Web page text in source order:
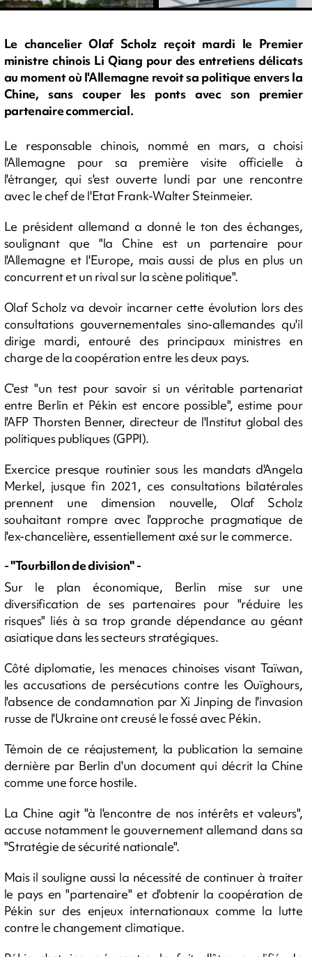
Le chancelier Olaf Scholz reçoit mardi le Premier
ministre chinois Li Qiang pour des entretiens délicats
au moment où l'Allemagne revoit sa politique envers la
Chine, sans couper les ponts avec son premier
partenaire commercial.
Le responsable chinois, nommé en mars, a choisi
l'Allemagne pour sa première visite officielle à
l'étranger, qui s'est ouverte lundi par une rencontre
avec le chef de l'Etat Frank-Walter Steinmeier.
Le président allemand a donné le ton des échanges,
soulignant que "la Chine est un partenaire pour
l'Allemagne et l'Europe, mais aussi de plus en plus un
concurrent et un rival sur la scène politique".
Olaf Scholz va devoir incarner cette évolution lors des
consultations gouvernementales sino-allemandes qu'il
dirige mardi, entouré des principaux ministres en
charge de la coopération entre les deux pays.
C'est "un test pour savoir si un véritable partenariat
entre Berlin et Pékin est encore possible", estime pour
l'AFP Thorsten Benner, directeur de l'Institut global des
politiques publiques (GPPI).
Exercice presque routinier sous les mandats d'Angela
Merkel, jusque fin 2021, ces consultations bilatérales
prennent une dimension nouvelle, Olaf Scholz
souhaitant rompre avec l'approche pragmatique de
l'ex-chancelière, essentiellement axé sur le commerce.
- "Tourbillon de division" -
Sur le plan économique, Berlin mise sur une
diversification de ses partenaires pour "réduire les
risques" liés à sa trop grande dépendance au géant
asiatique dans les secteurs stratégiques.
Côté diplomatie, les menaces chinoises visant Taïwan,
les accusations de persécutions contre les Ouïghours,
l'absence de condamnation par Xi Jinping de l'invasion
russe de l'Ukraine ont creusé le fossé avec Pékin.
Témoin de ce réajustement, la publication la semaine
dernière par Berlin d'un document qui décrit la Chine
comme une force hostile.
La Chine agit "à l'encontre de nos intérêts et valeurs",
accuse notamment le gouvernement allemand dans sa
"Stratégie de sécurité nationale".
Mais il souligne aussi la nécessité de continuer à traiter
le pays en "partenaire" et d'obtenir la coopération de
Pékin sur des enjeux internationaux comme la lutte
contre le changement climatique.